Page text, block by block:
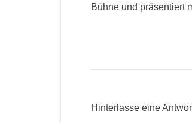
Bühne und präsentiert
Hinterlasse eine